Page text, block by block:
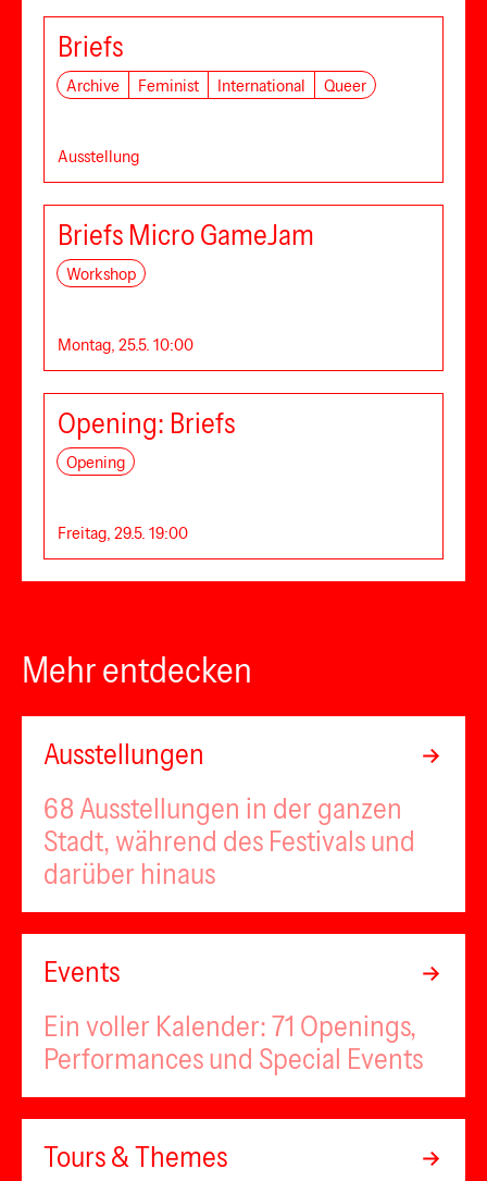
Briefs
Archive Feminist International Queer
Ausstellung
Briefs Micro GameJam
Workshop
Montag, 25.5. 10:00
Opening: Briefs
Opening
Freitag, 29.5. 19:00
Mehr entdecken
Ausstellungen
68 Ausstellungen in der ganzen
Stadt, während des Festivals und
darüber hinaus
Events
Ein voller Kalender: 71 Openings,
Performances und Special Events
Tours & Themes